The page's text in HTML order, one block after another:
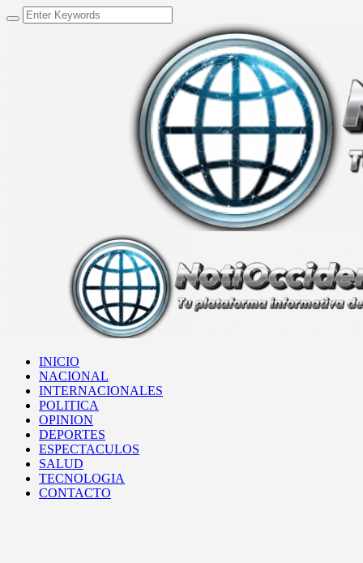
INICIO
NACIONAL
INTERNACIONALES
POLITICA
OPINION
DEPORTES
ESPECTACULOS
SALUD
TECNOLOGIA
CONTACTO